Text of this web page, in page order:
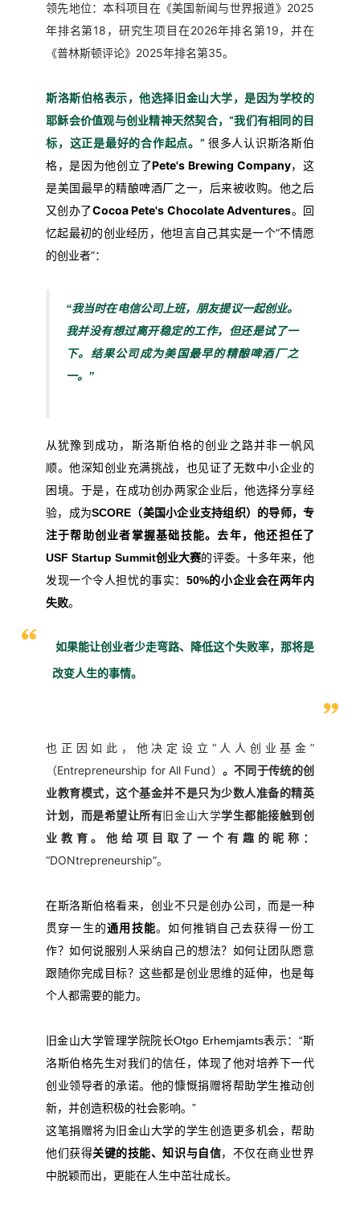
领先地位：本科项目在《美国新闻与世界报道》2025
年排名第18，研究生项目在2026年排名第19，并在
《普林斯顿评论》2025年排名第35。
斯洛斯伯格表示，他选择旧金山大学，是因为学校的
耶稣会价值观与创业精神天然契合，“我们有相同的目
标，这正是最好的合作起点。” 很多人认识斯洛斯伯
格，是因为他创立了Pete's Brewing Company，这
是美国最早的精酿啤酒厂之一，后来被收购。他之后
又创办了Cocoa Pete's Chocolate Adventures。回
忆起最初的创业经历，他坦言自己其实是一个“不情愿
的创业者”：
“我当时在电信公司上班，朋友提议一起创业。
我并没有想过离开稳定的工作，但还是试了一
下。结果公司成为美国最早的精酿啤酒厂之
一。”
从犹豫到成功，斯洛斯伯格的创业之路并非一帆风
顺。他深知创业充满挑战，也见证了无数中小企业的
困境。于是，在成功创办两家企业后，他选择分享经
验，成为SCORE（美国小企业支持组织） 的导师，专
注于帮助创业者掌握基础技能。去年，他还担任了
USF Startup Summit创业大赛的评委。十多年来，他
发现一个令人担忧的事实： 50%的小企业会在两年内
失败。
如果能让创业者少走弯路、降低这个失败率，那将是
改变人生的事情。
也正因如此，他决定设立“人人创业基金”
（Entrepreneurship for All Fund） 。不同于传统的创
业教育模式，这个基金并不是只为少数人准备的精英
计划，而是希望让所有旧金山大学学生都能接触到创
业教育。他给项目取了一个有趣的昵称：
“DONtrepreneurship”。
在斯洛斯伯格看来，创业不只是创办公司，而是一种
贯穿一生的通用技能。如何推销自己去获得一份工
作？如何说服别人采纳自己的想法？如何让团队愿意
跟随你完成目标？这些都是创业思维的延伸，也是每
个人都需要的能力。
旧金山大学管理学院院长Otgo Erhemjamts表示：“斯
洛斯伯格先生对我们的信任，体现了他对培养下一代
创业领导者的承诺。他的慷慨捐赠将帮助学生推动创
新，并创造积极的社会影响。”
这笔捐赠将为旧金山大学的学生创造更多机会，帮助
他们获得关键的技能、知识与自信，不仅在商业世界
中脱颖而出，更能在人生中茁壮成长。